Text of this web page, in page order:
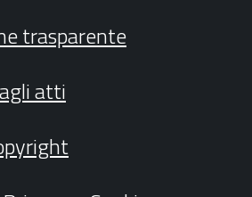
trasparente
atti